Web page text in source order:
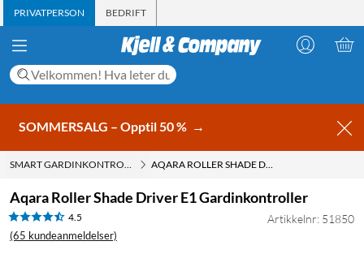
PRIVATPERSON BEDRIFT
SOMMERSALG – Opptil 50 % →
SMART GARDINKONTROLL AQARA ROLLER SHADE DRIVER E1 GARDINKONTROLLER
Aqara Roller Shade Driver E1 Gardinkontroller
4.5
(65 kundeanmeldelser)
Artikkelnr: 51850